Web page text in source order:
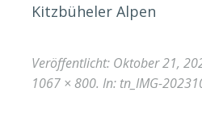
Kitzbüheler Alpen
Veröffentlicht: Oktober 21,
1067 × 800. In: tn_IMG-